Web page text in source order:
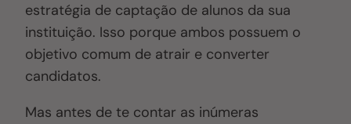
estratégia de captação de alunos da sua
instituição. Isso porque ambos possuem o
objetivo comum de atrair e converter
candidatos.
Mas antes de te contar as inúmeras